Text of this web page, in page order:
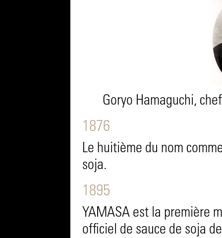
Goryo Hamaguchi,
1876
Le huitième du nom
soja.
1895
YAMASA est la première
officiel de sauce de soja